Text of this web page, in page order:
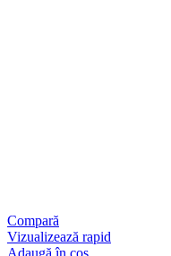
Compară
Vizualizează rapid